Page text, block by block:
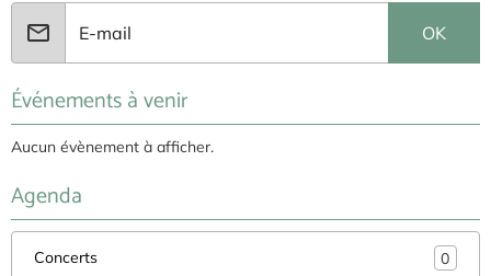
OK
Événements à venir
Aucun évènement à afficher.
Agenda
Concerts 0